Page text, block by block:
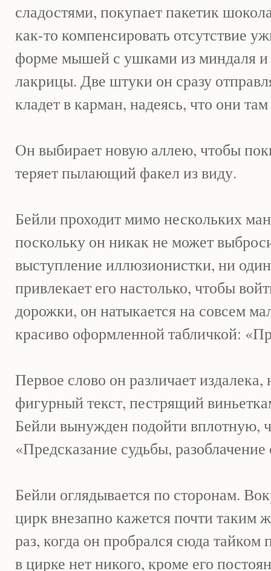
сладостями, покупает пакетик
как-то компенсировать отсутствие
форме мышей с ушками из миндаля и
лакрицы. Две штуки он сразу
кладет в карман, надеясь, что они
Он выбирает новую аллею, чтобы
теряет пылающий факел из виду.
Бейли проходит мимо нескольких
поскольку он никак не может
выступление иллюзионистки, ни
привлекает его настолько, чтобы
дорожки, он натыкается на совсем
красиво оформленной табличкой:
Первое слово он различает
фигурный текст, пестрящий
Бейли вынужден подойти вплотную,
«Предсказание судьбы,
Бейли оглядывается по сторонам.
цирк внезапно кажется почти таким
раз, когда он пробрался сюда тайком
в цирке нет никого, кроме его